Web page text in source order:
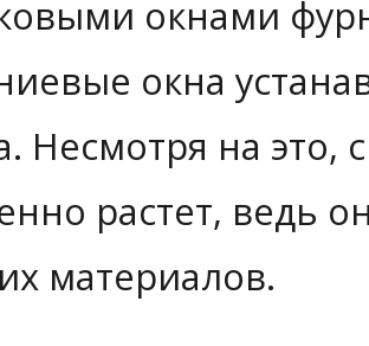
окнами
окна
Несмотря на
растет, ведь
материалов.